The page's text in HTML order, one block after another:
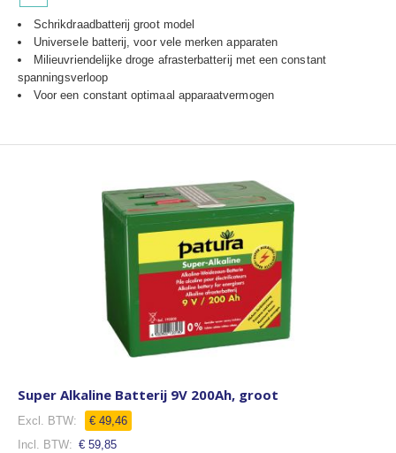
Schrikdraadbatterij groot model
Universele batterij, voor vele merken apparaten
Milieuvriendelijke droge afrasterbatterij met een constant
spanningsverloop
Voor een constant optimaal apparaatvermogen
Super Alkaline Batterij 9V 200Ah, groot
€ 49,46
€ 59,85